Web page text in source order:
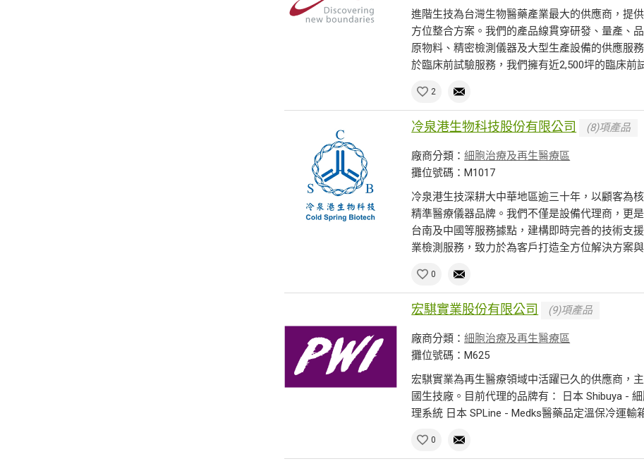
進階生技為台灣生物醫藥產業最大的供應商，提
方位整合方案。我們的產品線貫穿研發、量產、
原物料、精密檢測儀器及大型生產設備的供應服
於臨床前試驗服務，我們擁有近2,500坪的臨床前
2
冷泉港生物科技股份有限公司 (8)項產品
廠商分類：細胞治療及再生醫療區
攤位號碼：M1017
冷泉港生技深耕大中華地區逾三十年，以顧客為
精準醫療儀器品牌。我們不僅是設備代理商，更
台南及中國等服務據點，建構即時完善的技術支
業檢測服務，致力於為客戶打造全方位解決方案
0
宏騏實業股份有限公司 (9)項產品
廠商分類：細胞治療及再生醫療區
攤位號碼：M625
宏騏實業為再生醫療領域中活躍已久的供應商，
國生技廠。目前代理的品牌有： 日本 Shibuya -
理系統 日本 SPLine - Medks醫藥品定溫保冷運輸
0